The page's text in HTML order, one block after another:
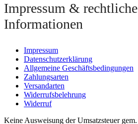
Impressum & rechtliche
Informationen
Impressum
Datenschutzerklärung
Allgemeine Geschäftsbedingungen
Zahlungsarten
Versandarten
Widerrufsbelehrung
Widerruf
Keine Ausweisung der Umsatzsteuer gem.